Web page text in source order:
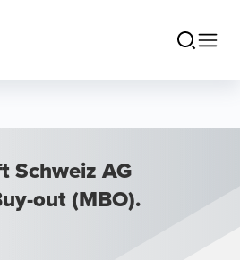
Schweiz AG
out (MBO).